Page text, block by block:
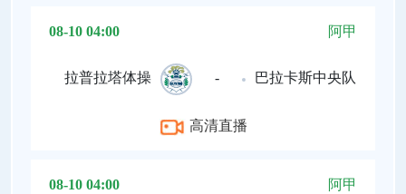
08-10 04:00 阿甲
拉普拉塔体操 - 巴拉卡斯中央队
高清直播
08-10 04:00 阿甲